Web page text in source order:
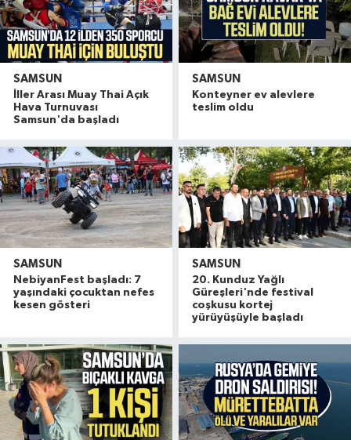
SAMSUN
İller Arası Muay Thai Açık
Hava Turnuvası
Samsun'da başladı
SAMSUN
Konteyner ev alevlere
teslim oldu
SAMSUN
NebiyanFest başladı: 7
yaşındaki çocuktan nefes
kesen gösteri
SAMSUN
20. Kunduz Yağlı
Güreşleri'nde festival
coşkusu kortej
yürüyüşüyle başladı